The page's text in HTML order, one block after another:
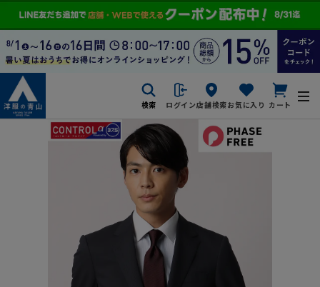
検索 ログイン店舗検索お気に入り カート